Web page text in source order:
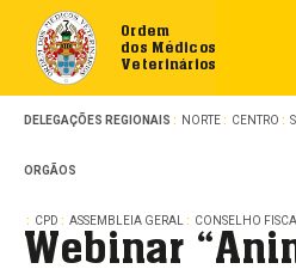
Ordem
dos Médicos
Veterinários
DELEGAÇÕES REGIONAIS NORTE CENTRO
ORGÃOS
CPD ASSEMBLEIA GERAL CONSELHO
Webinar